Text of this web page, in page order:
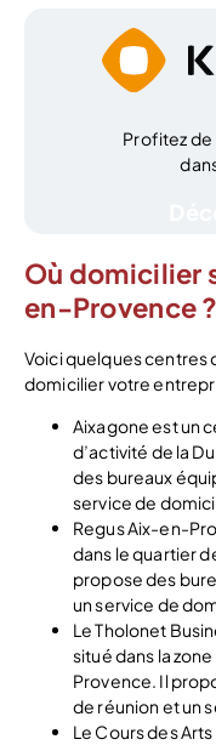
Profitez de
Où domicilier
en-Provence ?
Voici quelques centres
domicilier votre
Aixagone est un
d’activité de la
des bureaux
service de
Regus Aix-en-
dans le quartier
propose des
un service de
Le Tholonet
situé dans la
Provence. Il
de réunion et un
Le Cours des